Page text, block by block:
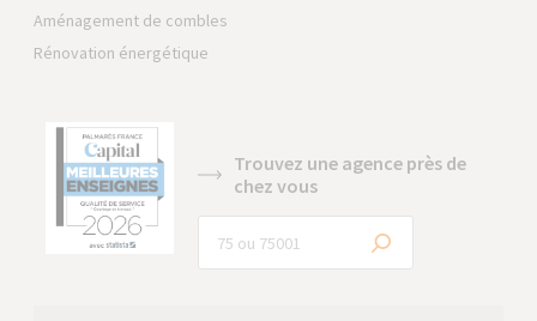
Aménagement de combles
Rénovation énergétique
Trouvez une agence près de
chez vous